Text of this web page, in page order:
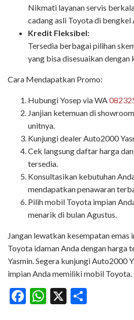
Nikmati layanan servis
cadang asli Toyota di bengkel
Kredit Fleksibel:
Tersedia berbagai pilihan
yang bisa disesuaikan dengan
Cara Mendapatkan Promo:
Hubungi Yosep via WA
Janjian ketemuan di
unitnya.
Kunjungi dealer Auto2000
Cek langsung daftar harga
tersedia.
Konsultasikan kebutuhan
mendapatkan penawaran
Pilih mobil Toyota impian
menarik di bulan Agustus.
Jangan lewatkan kesempatan
Toyota idaman Anda dengan harga
Yasmin. Segera kunjungi Auto2000
impian Anda memiliki mobil Toyota.
Facebook
WhatsApp
X